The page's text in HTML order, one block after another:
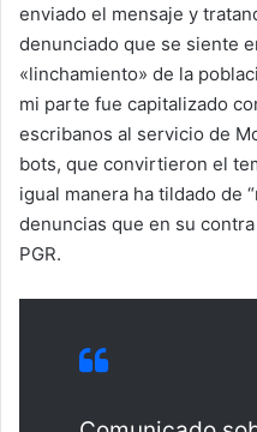
enviado el mensaje y
denunciado que se siente
«linchamiento» de la
mi parte fue capitalizado
escribanos al servicio de
bots, que convirtieron el
igual manera ha tildado de
denuncias que en su
PGR.